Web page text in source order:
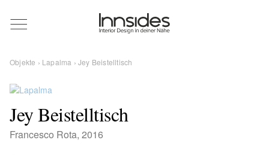
Magazin
Showrooms
Designer
Objekte › Lapalma › Jey Beistelltisch
Jey Beistelltisch
Francesco Rota, 2016